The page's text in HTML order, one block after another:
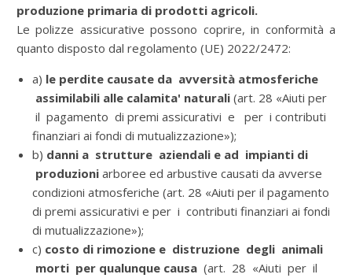
produzione primaria di prodotti agricoli.
Le polizze assicurative possono coprire, in conformità a
quanto disposto dal regolamento (UE) 2022/2472:
a) le perdite causate da avversità atmosferiche
assimilabili alle calamita' naturali (art. 28 «Aiuti per
il pagamento di premi assicurativi e per i contributi
finanziari ai fondi di mutualizzazione»);
b) danni a strutture aziendali e ad impianti di
produzioni arboree ed arbustive causati da avverse
condizioni atmosferiche (art. 28 «Aiuti per il pagamento
di premi assicurativi e per i contributi finanziari ai fondi
di mutualizzazione»);
c) costo di rimozione e distruzione degli animali
morti per qualunque causa (art. 28 «Aiuti per il